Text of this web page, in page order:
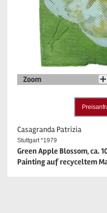
Zoom
Casagranda Patrizia
Stuttgart *1979
Green Apple Blossom, ca.
Painting auf recyceltem